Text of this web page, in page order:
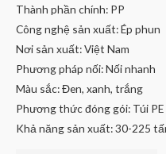
Thành phần chính: PP
Công nghệ sản xuất: Ép phun
Nơi sản xuất: Việt Nam
Phương pháp nối: Nối nhanh
Màu sắc: Đen, xanh, trắng
Phương thức đóng gói: Túi PE
Khả năng sản xuất: 30-225